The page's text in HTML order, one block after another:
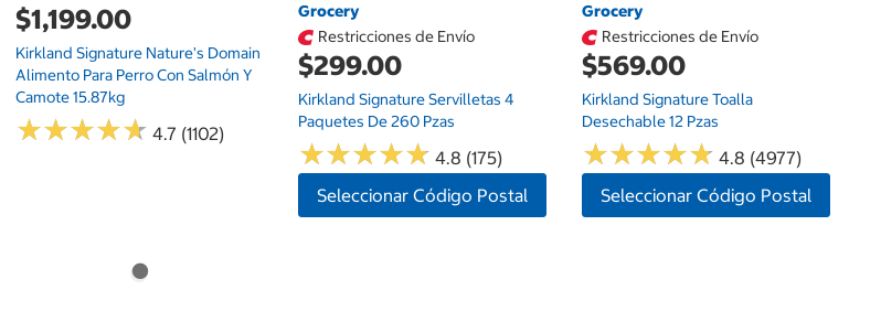
$1,199.00
Kirkland Signature Nature's Domain
Alimento Para Perro Con Salmón Y
Camote 15.87kg
★★★★★
★★★★★ 4.7 (1102)
Grocery
Restricciones de Envío
$299.00
Kirkland Signature Servilletas 4
Paquetes De 260 Pzas
★★★★★
★★★★★ 4.8 (175)
Seleccionar Código Postal
Grocery
Restricciones de Envío
$569.00
Kirkland Signature Toalla
Desechable 12 Pzas
★★★★★
★★★★★ 4.8 (4977)
Seleccionar Código Postal